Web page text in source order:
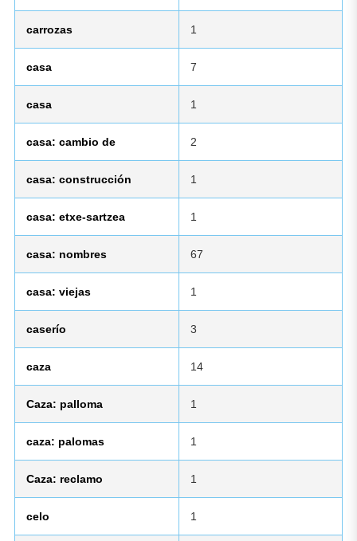
carrozas 1
casa 7
casa 1
casa: cambio de 2
casa: construcción 1
casa: etxe-sartzea 1
casa: nombres 67
casa: viejas 1
caserío 3
caza 14
Caza: palloma 1
caza: palomas 1
Caza: reclamo 1
celo 1